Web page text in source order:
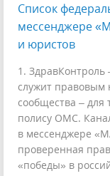
Список
мессенджере
и юристов
1.
служит правовым
сообщества – для
полису ОМС.
в мессенджере
проверенная
«победы» в